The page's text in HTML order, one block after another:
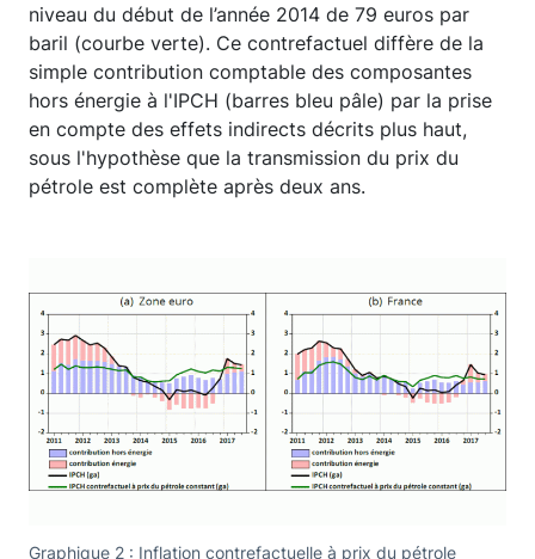
niveau du début de l’année 2014 de 79 euros par
baril (courbe verte). Ce contrefactuel diffère de la
simple contribution comptable des composantes
hors énergie à l'IPCH (barres bleu pâle) par la prise
en compte des effets indirects décrits plus haut,
sous l'hypothèse que la transmission du prix du
pétrole est complète après deux ans.
Graphique 2 : Inflation contrefactuelle à prix du pétrole